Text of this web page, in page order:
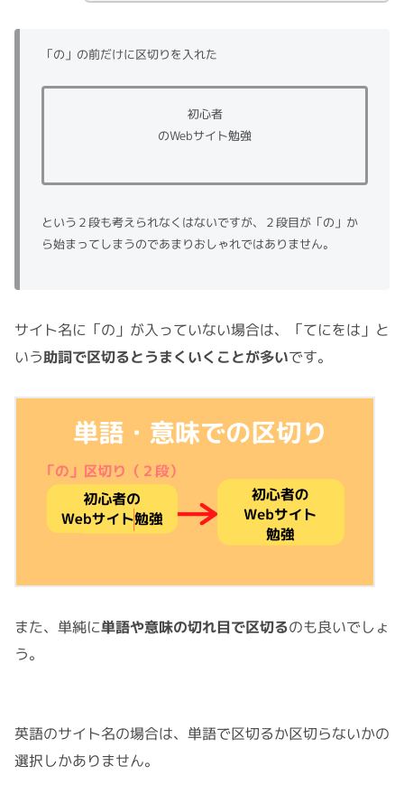
「の」の前だけに区切りを入れた
初心者
のWebサイト勉強
という２段も考えられなくはないですが、２段目が「の」か
ら始まってしまうのであまりおしゃれではありません。
サイト名に「の」が入っていない場合は、「てにをは」と
いう助詞で区切るとうまくいくことが多いです。
また、単純に単語や意味の切れ目で区切るのも良いでしょ
う。
英語のサイト名の場合は、単語で区切るか区切らないかの
選択しかありません。